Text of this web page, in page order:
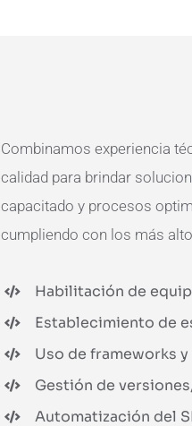
Combinamos experiencia
calidad para brindar
capacitado y procesos
cumpliendo con los más
Habilitación de
Establecimiento de
Uso de frameworks
Gestión de
Automatización del